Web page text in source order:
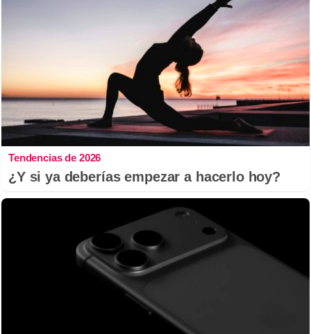
Tendencias de 2026
¿Y si ya deberías empezar a hacerlo hoy?